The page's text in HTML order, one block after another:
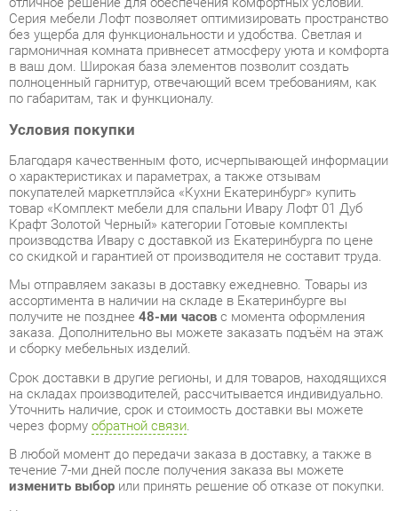
полноценный гарнитур, отвечающий всем требованиям, как
по габаритам, так и функционалу.
Условия покупки
Благодаря качественным фото, исчерпывающей информации
о характеристиках и параметрах, а также отзывам
покупателей маркетплэйса «Кухни Екатеринбург» купить
товар «Комплект мебели для спальни Ивару Лофт 01 Дуб
производства Ивару с доставкой из Екатеринбурга по цене
со скидкой и гарантией от производителя не составит труда.
Мы отправляем заказы в доставку ежедневно. Товары из
ассортимента в наличии на складе в Екатеринбурге вы
получите не позднее48-ми часовс момента оформления
заказа. Дополнительно вы можете заказать подъём на этаж
Срок доставки в другие регионы, и для товаров, находящихся
на складах производителей, рассчитывается индивидуально.
Уточнить наличие, срок и стоимость доставки вы можете
через формуобратной связи.
В любой момент до передачи заказа в доставку, а также в
течение 7-ми дней после получения заказа вы можете
изменить выборили принять решение об отказе от покупки.
Несмотря на качественную упаковку, готовые комплекты
могут быть повреждены при транспортировке. Если Вы
заметили дефект при приёме - мы заменим поврежденную
деталь.Повторная доставкатовара -бесплатна.